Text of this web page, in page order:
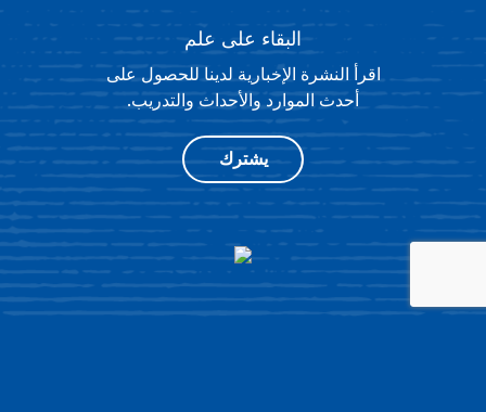
البقاء على علم
اقرأ النشرة الإخبارية لدينا للحصول على
أحدث الموارد والأحداث والتدريب.
يشترك